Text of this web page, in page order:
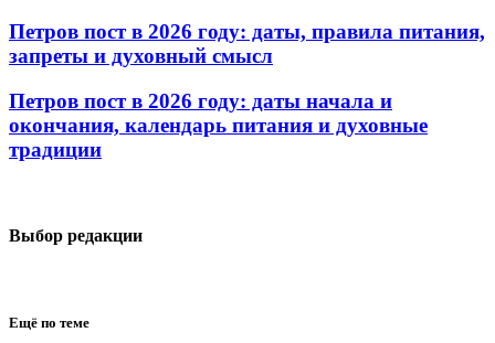
Петров пост в 2026 году: даты, правила питания,
запреты и духовный смысл
Петров пост в 2026 году: даты начала и
окончания, календарь питания и духовные
традиции
Выбор редакции
Ещё по теме